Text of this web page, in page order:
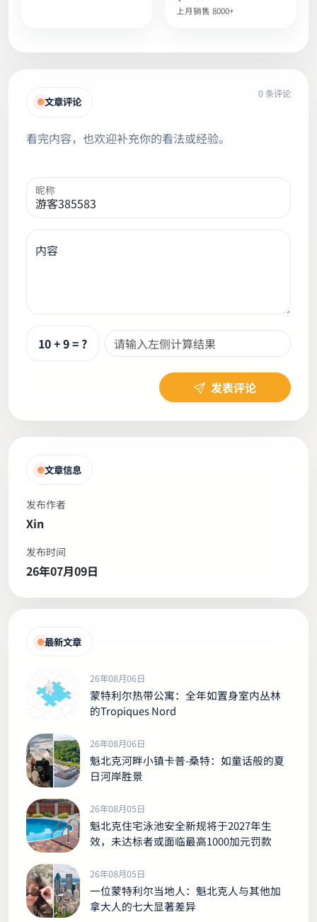
眼周颈部修护便携
上月销售 8000+
文章评论
看完内容，也欢迎补充你的看法或经验。
0 条评论
昵称
内容
10 + 9 = ?
发表评论
文章信息
发布作者
Xin
发布时间
26年07月09日
最新文章
26年08月06日
蒙特利尔热带公寓：全年如置身室内丛林
的Tropiques Nord
26年08月06日
魁北克河畔小镇卡普-桑特：如童话般的夏
日河岸胜景
26年08月05日
魁北克住宅泳池安全新规将于2027年生
效，未达标者或面临最高1000加元罚款
26年08月05日
一位蒙特利尔当地人：魁北克人与其他加
拿大人的七大显著差异